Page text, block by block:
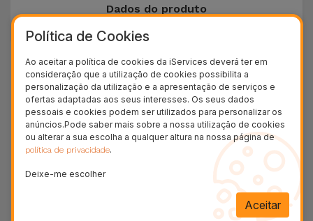
Dados do produto
Testes de qualidade
Clientes satisfeitos
+ 100.000
Garantia Duradoura
36 Meses
24H
Política de Cookies
Ao aceitar a política de cookies da iServices deverá ter em
consideração que a utilização de cookies possibilita a
personalização da utilização e a apresentação de serviços e
ofertas adaptadas aos seus interesses. Os seus dados
pessoais e cookies podem ser utilizados para personalizar os
anúncios.Pode saber mais sobre a nossa utilização de cookies
ou alterar a sua escolha a qualquer altura na nossa página de
política de privacidade.
Deixe-me escolher
Aceitar